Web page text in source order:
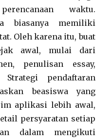
waktu.
biasanya memiliki
Oleh karena itu, buat
awal, mulai dari
penulisan essay,
pendaftaran
beasiswa yang
aplikasi lebih awal,
persyaratan setiap
dalam mengikuti